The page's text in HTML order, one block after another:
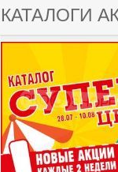
КАТАЛОГИ